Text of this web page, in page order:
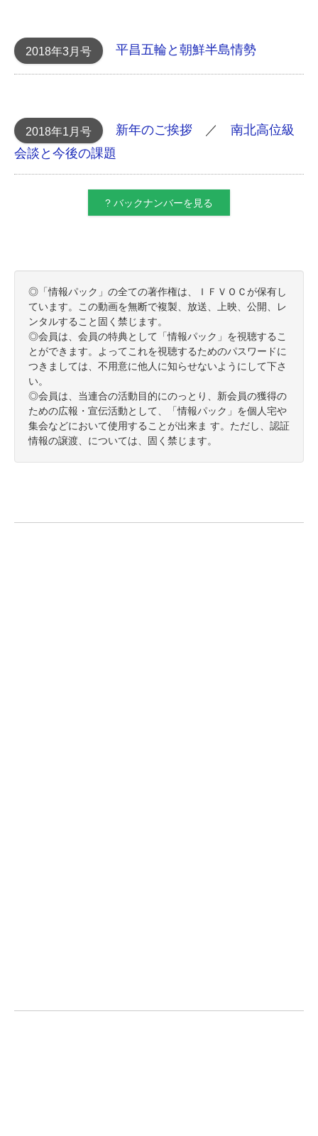
2018年3月号 平昌五輪と朝鮮半島情勢
2018年1月号 新年のご挨拶／ 南北高位級
会談と今後の課題
? バックナンバーを見る
◎「情報パック」の全ての著作権は、ＩＦＶＯＣが保有し
ています。この動画を無断で複製、放送、上映、公開、レ
ンタルすること固く禁じます。
◎会員は、会員の特典として「情報パック」を視聴するこ
とができます。よってこれを視聴するためのパスワードに
つきましては、不用意に他人に知らせないようにして下さ
い。
◎会員は、当連合の活動目的にのっとり、新会員の獲得の
ための広報・宣伝活動として、「情報パック」を個人宅や
集会などにおいて使用することが出来ま す。ただし、認証
情報の譲渡、については、固く禁じます。